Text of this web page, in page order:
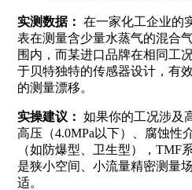
实测数据： 在一家化工企业的
表在测量含少量水蒸气的混合
围内，而某进口品牌在相同工
于贝特独特的传感器设计，有
的测量漂移。
实操建议： 如果你的工况涉及
高压（4.0MPa以下）、腐蚀性
（如防爆型、卫生型），TMF
是狭小空间、小流量精密测量
适。